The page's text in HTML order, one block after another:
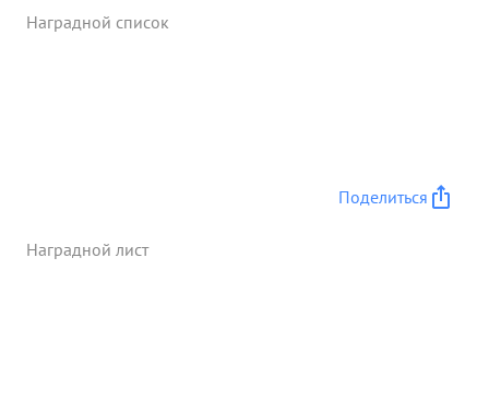
овладел г. Фенкененвальде Захватил 38 пленных
Наградной список
Поделиться
Наградной лист